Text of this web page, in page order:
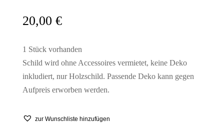
20,00 €
1 Stück vorhanden
Schild wird ohne Accessoires vermietet, keine Deko
inkludiert, nur Holzschild. Passende Deko kann gegen
Aufpreis erworben werden.
zur Wunschliste hinzufügen